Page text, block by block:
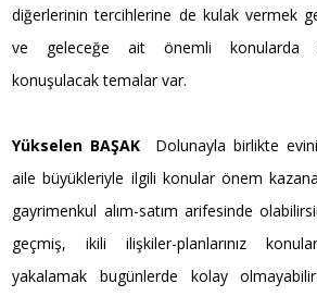
diğerlerinin tercihlerine de kulak vermek
ve geleceğe ait önemli konularda
konuşulacak temalar var.
Yükselen BAŞAK Dolunayla birlikte
aile büyükleriyle ilgili konular önem
gayrimenkul alım-satım arifesinde
geçmiş, ikili ilişkiler-planlarınız
yakalamak bugünlerde kolay